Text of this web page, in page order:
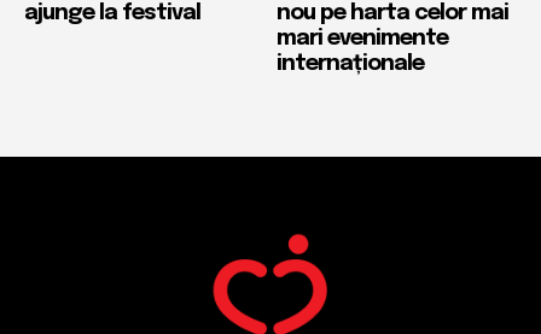
ajunge la festival
nou pe harta celor mai
mari evenimente
internaționale